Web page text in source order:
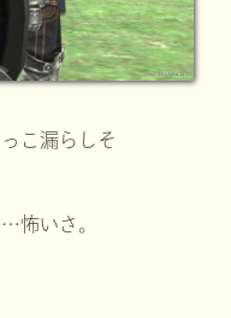
こ漏らしそ
怖いさ。